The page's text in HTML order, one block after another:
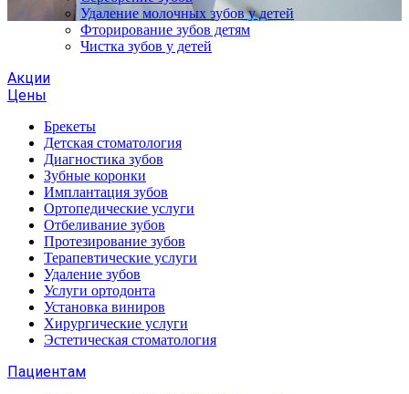
Удаление молочных зубов у детей
Фторирование зубов детям
Чистка зубов у детей
Акции
Цены
Брекеты
Детская стоматология
Диагностика зубов
Зубные коронки
Имплантация зубов
Ортопедические услуги
Отбеливание зубов
Протезирование зубов
Терапевтические услуги
Удаление зубов
Услуги ортодонта
Установка виниров
Хирургические услуги
Эстетическая стоматология
Пациентам